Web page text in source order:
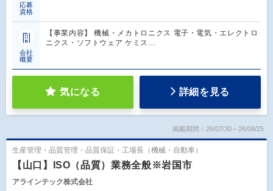
応募
資格
会社
概要
【事業内容】 機械・メカトロニクス 電子・電気・エレクトロ
ニクス・ソフトウェア ケミス…
気になる 詳細を見る
掲載期間：26/07/30～26/08/25
生産管理・品質管理・品質保証・工場長（機械・自動車）
【山口】ISO（品質）業務全般※岩国市
アラインテック株式会社